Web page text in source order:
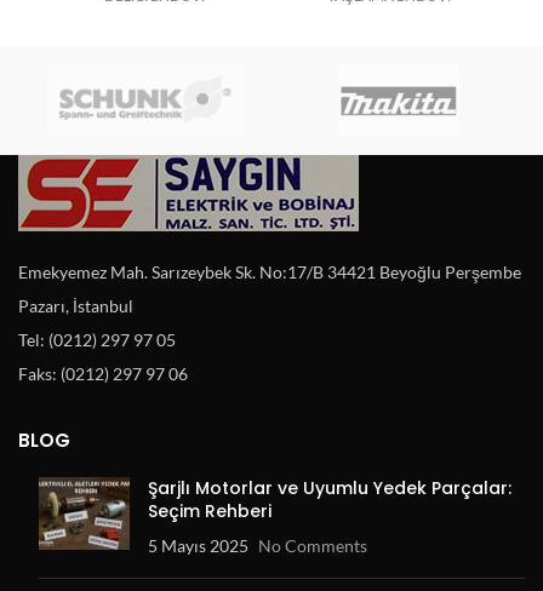
Emekyemez Mah. Sarızeybek Sk. No:17/B 34421 Beyoğlu Perşembe
Pazarı, İstanbul
Tel: (0212) 297 97 05
Faks: (0212) 297 97 06
BLOG
Şarjlı Motorlar ve Uyumlu Yedek Parçalar:
Seçim Rehberi
5 Mayıs 2025 No Comments